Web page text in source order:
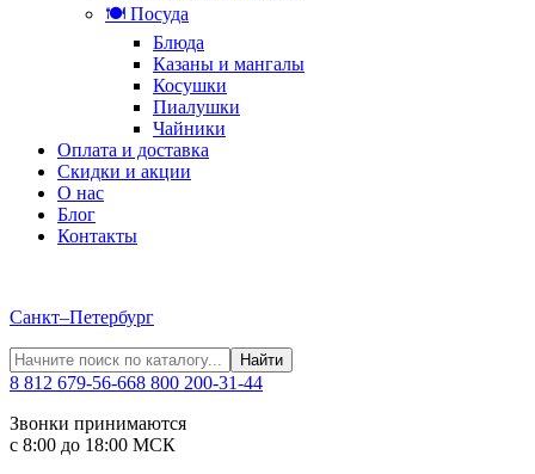
🍽️ Посуда
Блюда
Казаны и мангалы
Косушки
Пиалушки
Чайники
Оплата и доставка
Скидки и акции
О нас
Блог
Контакты
Санкт–Петербург
Найти
8 812 679-56-668 800 200-31-44
Звонки принимаются
с 8:00 до 18:00 МСК